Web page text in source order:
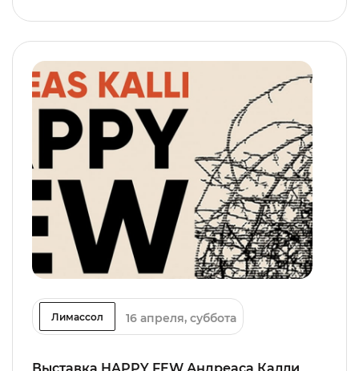
Лимассол 16 апреля, суббота